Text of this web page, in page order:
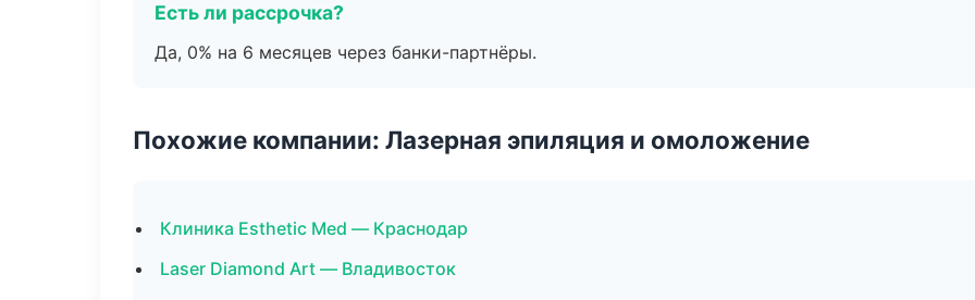
Есть ли рассрочка?
Да, 0% на 6 месяцев через банки-партнёры.
Похожие компании: Лазерная эпиляция и омоложение
Клиника Esthetic Med — Краснодар
Laser Diamond Art — Владивосток